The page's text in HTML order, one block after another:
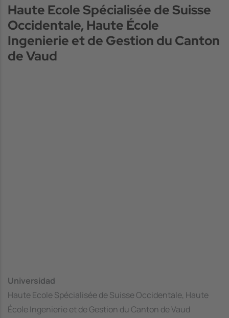
Haute Ecole Spécialisée de Suisse
Occidentale, Haute École
Ingenierie et de Gestion du Canton
de Vaud
Universidad
Haute Ecole Spécialisée de Suisse Occidentale, Haute
École Ingenierie et de Gestion du Canton de Vaud